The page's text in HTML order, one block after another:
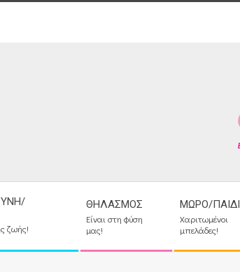
ζωής!
ΘΗΛΑΣΜΌΣ
Είναι στη φύση
μας!
ΜΩΡΌ/ΠΑΙΔΊ
Χαριτωμένοι
μπελάδες!